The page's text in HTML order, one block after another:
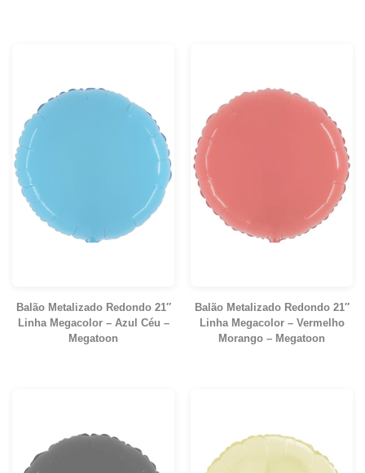
Balão Metalizado Redondo 21″
Linha Megacolor – Azul Céu –
Megatoon
Balão Metalizado Redondo 21″
Linha Megacolor – Vermelho
Morango – Megatoon